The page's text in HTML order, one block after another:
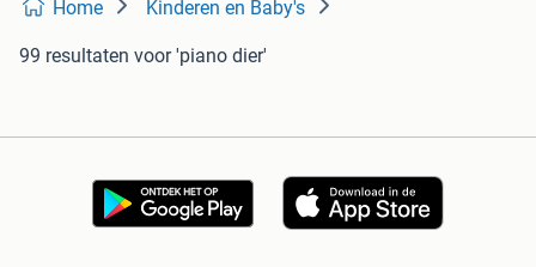
Home Kinderen en Baby's
99 resultaten voor 'piano dier'